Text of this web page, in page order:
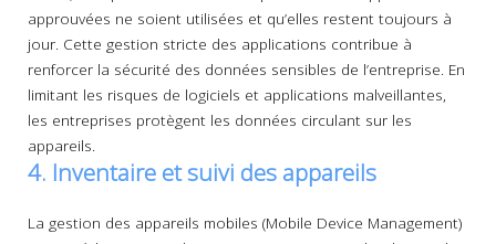
approuvées ne soient utilisées et qu’elles restent toujours à
jour. Cette gestion stricte des applications contribue à
renforcer la sécurité des données sensibles de l’entreprise. En
limitant les risques de logiciels et applications malveillantes,
les entreprises protègent les données circulant sur les
appareils.
4. Inventaire et suivi des appareils
La gestion des appareils mobiles (Mobile Device Management)